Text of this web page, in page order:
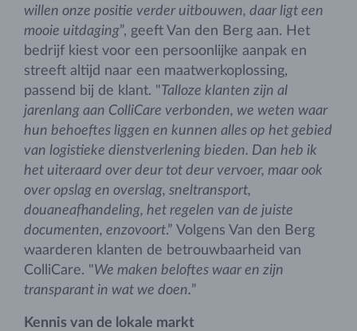
willen onze positie verder uitbouwen, daar ligt een
mooie uitdaging”, geeft Van den Berg aan. Het
bedrijf kiest voor een persoonlijke aanpak en
streeft altijd naar een maatwerkoplossing,
passend bij de klant. "Talloze klanten zijn al
jarenlang aan ColliCare verbonden, we weten waar
hun behoeftes liggen en kunnen alles op het gebied
van logistieke dienstverlening bieden. Dan heb ik
het uiteraard over deur tot deur vervoer, maar ook
over opslag en overslag, sneltransport,
douaneafhandeling, het regelen van de juiste
documenten, enzovoort.” Volgens Van den Berg
waarderen klanten de betrouwbaarheid van
ColliCare. "We maken beloftes waar en zijn
transparant in wat we doen.”
Kennis van de lokale markt